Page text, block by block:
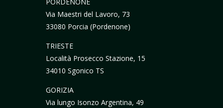
PORDENONE
Via Maestri del Lavoro, 73
33080 Porcia (Pordenone)
TRIESTE
Località Prosecco Stazione, 15
34010 Sgonico TS
GORIZIA
Via lungo Isonzo Argentina, 49